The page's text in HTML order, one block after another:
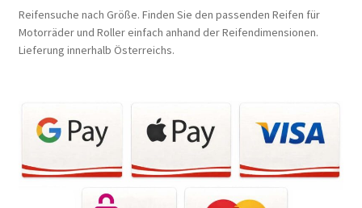
Reifensuche nach Größe. Finden Sie den passenden Reifen für
Motorräder und Roller einfach anhand der Reifendimensionen.
Lieferung innerhalb Österreichs.